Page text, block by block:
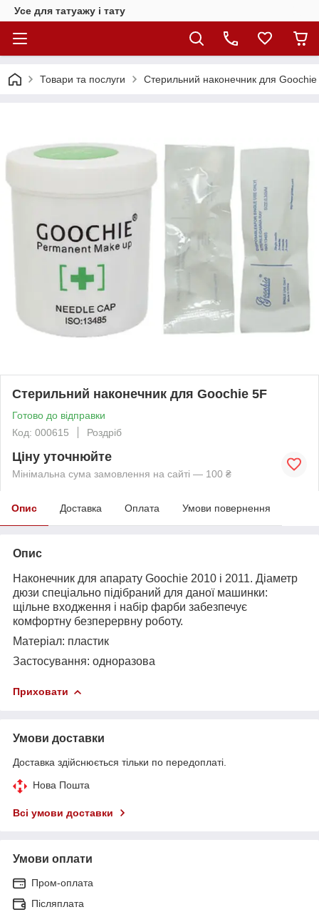
Усе для татуажу і тату
Товари та послуги Стерильний наконечник для
Стерильний наконечник для Goochie 5F
Готово до відправки
Код: 000615
Роздріб
Ціну уточнюйте
Мінімальна сума замовлення на сайті — 100 ₴
Опис Доставка Оплата Умови повернення
Опис
Наконечник для апарату Goochie 2010 і 2011. Діаметр
дюзи спеціально підібраний для даної машинки:
щільне входження і набір фарби забезпечує
комфортну безперервну роботу.
Матеріал: пластик
Застосування: одноразова
Приховати
Умови доставки
Доставка здійснюється тільки по передоплаті.
Нова Пошта
Всі умови доставки
Умови оплати
Пром-оплата
Післяплата